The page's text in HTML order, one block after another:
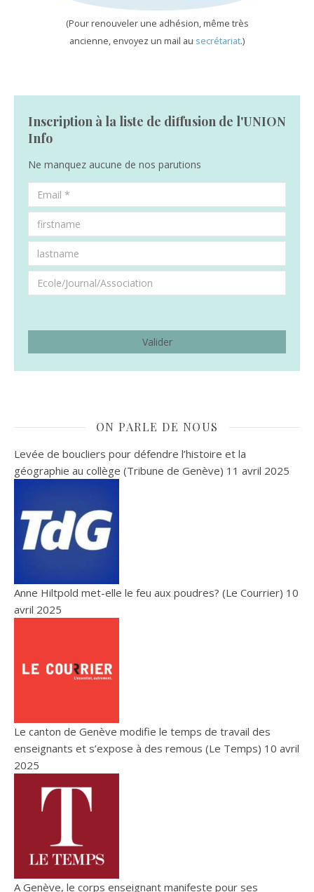
(Pour renouveler une adhésion, même très
ancienne, envoyez un mail au secrétariat.)
Inscription à la liste de diffusion de l'UNION
Info
Ne manquez aucune de nos parutions
ON PARLE DE NOUS
Levée de boucliers pour défendre l’histoire et la
géographie au collège (Tribune de Genève) 11 avril 2025
Anne Hiltpold met-elle le feu aux poudres? (Le Courrier) 10
avril 2025
Le canton de Genève modifie le temps de travail des
enseignants et s’expose à des remous (Le Temps) 10 avril
2025
A Genève, le corps enseignant manifeste pour ses